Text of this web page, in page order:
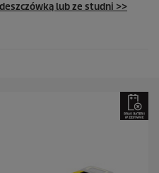
lub ze studni >>